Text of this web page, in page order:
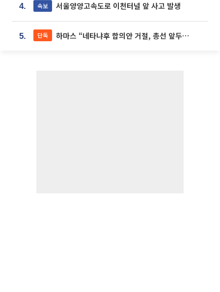
4. 속보 서울양양고속도로 이천터널 앞 사고 발생
5. 단독 하마스 “네타냐후 합의안 거절, 총선 앞두고 시간 끌기”